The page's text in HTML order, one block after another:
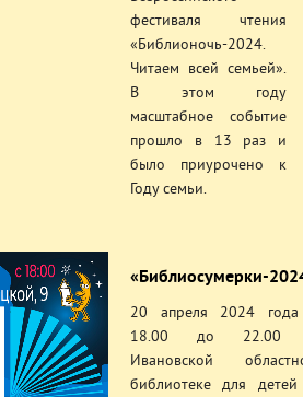
фестиваля чтения
«Библионочь-2024.
Читаем всей семьей».
В этом году
масштабное событие
прошло в 13 раз и
было приурочено к
Году семьи.
«Библиосумерки-
20 апреля 2024
18.00 до 22.00
Ивановской
библиотеке для